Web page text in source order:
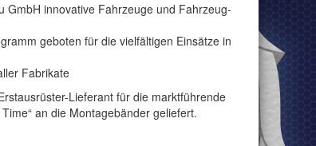
GmbH innovative Fahrzeuge und Fahrzeug-
geboten für die vielfältigen Einsätze in
Fabrikate
Lieferant für die marktführende
an die Montagebänder geliefert.